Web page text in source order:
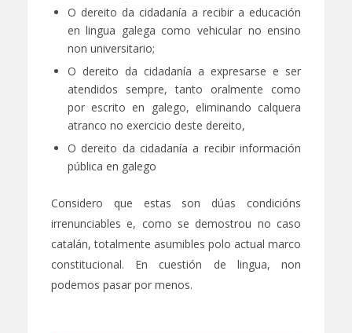
O dereito da cidadanía a recibir a educación
en lingua galega como vehicular no ensino
non universitario;
O dereito da cidadanía a expresarse e ser
atendidos sempre, tanto oralmente como
por escrito en galego, eliminando calquera
atranco no exercicio deste dereito,
O dereito da cidadanía a recibir información
pública en galego
Considero que estas son dúas condicións
irrenunciables e, como se demostrou no caso
catalán, totalmente asumibles polo actual marco
constitucional. En cuestión de lingua, non
podemos pasar por menos.